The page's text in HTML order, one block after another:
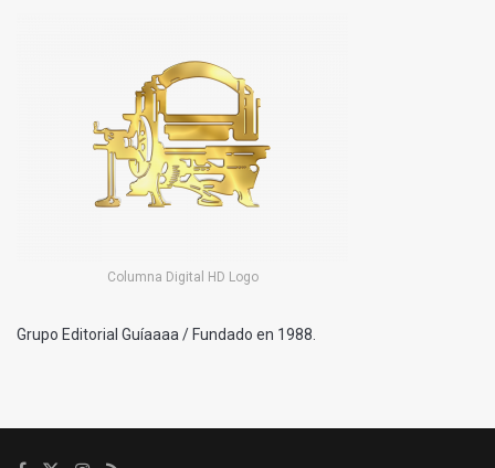
Columna Digital HD Logo
Grupo Editorial Guíaaaa / Fundado en 1988.